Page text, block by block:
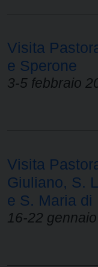
Visita
e Sperone
3-5 febbraio
Visita
Giuliano, S.
e S. Maria di
16-22